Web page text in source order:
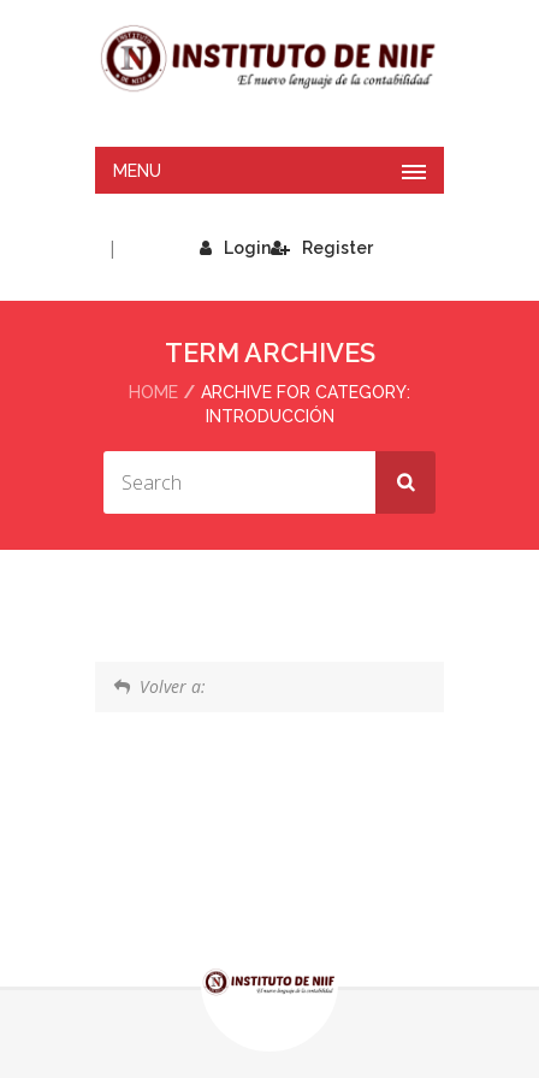
MENU
Login
| Register
TERM ARCHIVES
HOME
ARCHIVE FOR CATEGORY:
INTRODUCCIÓN
Volver a: